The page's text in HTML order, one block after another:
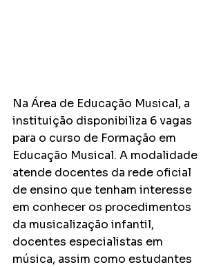
Na Área de Educação Musical, a
instituição disponibiliza 6 vagas
para o curso de Formação em
Educação Musical. A modalidade
atende docentes da rede oficial
de ensino que tenham interesse
em conhecer os procedimentos
da musicalização infantil,
docentes especialistas em
música, assim como estudantes